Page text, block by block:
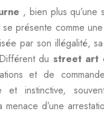
, bien plus qu’une
présente comme une
par son illégalité,
du street art
et de
et instinctive,
menace d’une